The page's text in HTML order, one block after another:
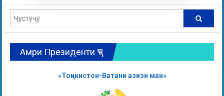
Амри Президенти ҶТ
«Тоҷикистон-Ватани азизи ман»